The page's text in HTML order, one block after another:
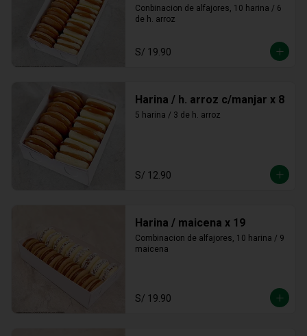
Conbinacion de alfajores, 10 harina / 6
de h. arroz
S/ 19.90
Harina / h. arroz c/manjar x 8
5 harina / 3 de h. arroz
S/ 12.90
Harina / maicena x 19
Combinacion de alfajores, 10 harina / 9
maicena
S/ 19.90